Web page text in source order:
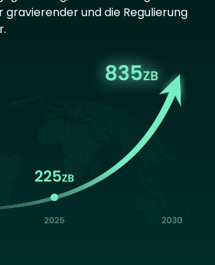
und die Regulierung